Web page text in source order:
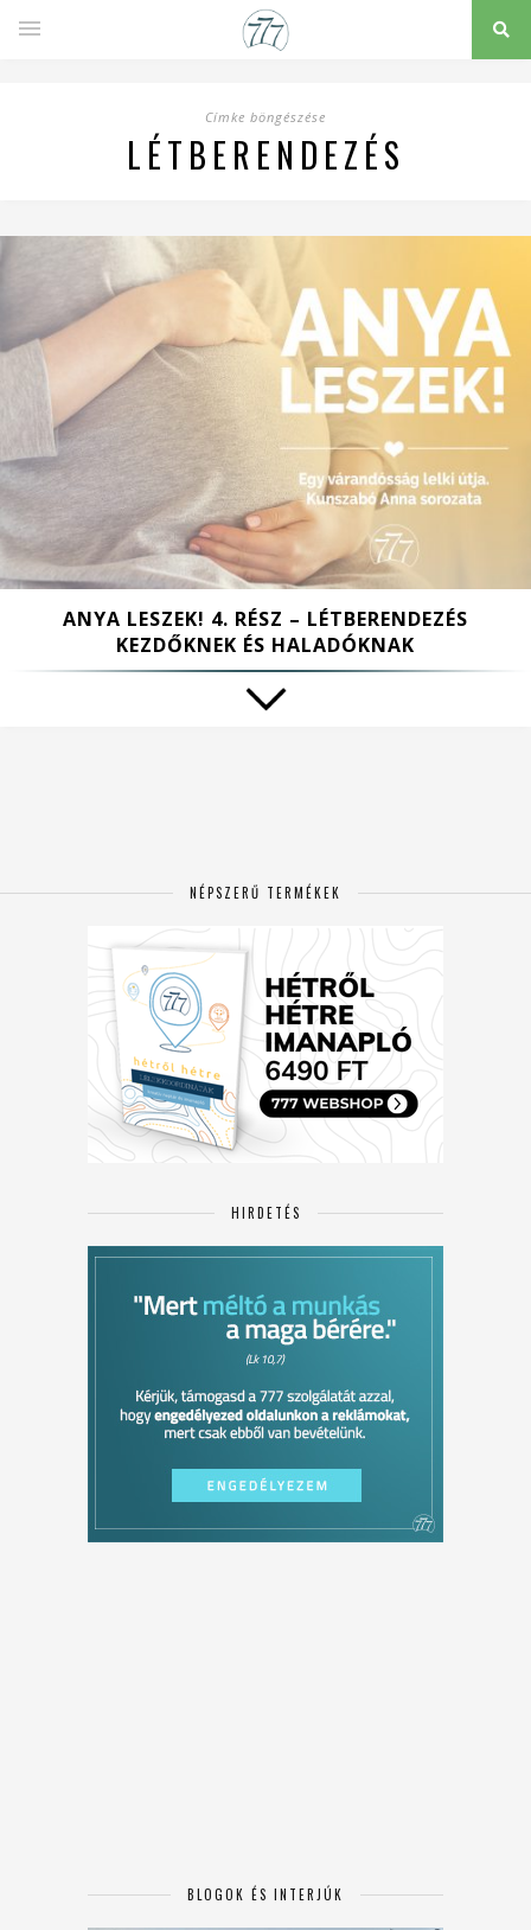
Címke böngészése
LÉTBERENDEZÉS
ANYA LESZEK! 4. RÉSZ – LÉTBERENDEZÉS
KEZDŐKNEK ÉS HALADÓKNAK
NÉPSZERŰ TERMÉKEK
HIRDETÉS
BLOGOK ÉS INTERJÚK